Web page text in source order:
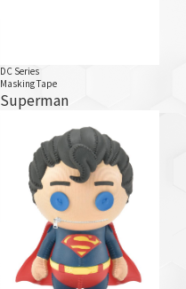
DC Series
Masking Tape
Superman